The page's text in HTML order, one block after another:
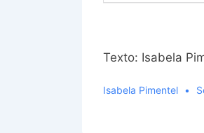
Texto: Isabela
Isabela Pimentel